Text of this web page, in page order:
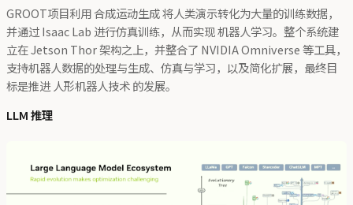
GROOT项目利用 合成运动生成 将人类演示转化为大量的训练数据，
并通过 Isaac Lab 进行仿真训练，从而实现 机器人学习。整个系统建
立在 Jetson Thor 架构之上，并整合了 NVIDIA Omniverse 等工具，
支持机器人数据的处理与生成、仿真与学习，以及简化扩展，最终目
标是推进 人形机器人技术 的发展。
LLM 推理